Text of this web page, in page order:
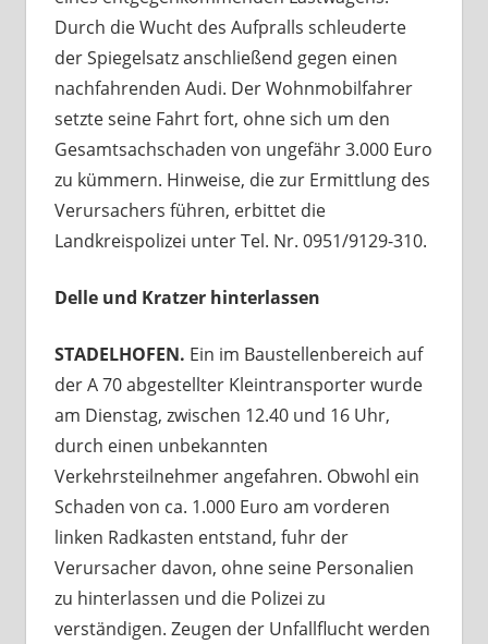
Durch die Wucht des Aufpralls schleuderte
der Spiegelsatz anschließend gegen einen
nachfahrenden Audi. Der Wohnmobilfahrer
setzte seine Fahrt fort, ohne sich um den
Gesamtsachschaden von ungefähr 3.000 Euro
zu kümmern. Hinweise, die zur Ermittlung des
Verursachers führen, erbittet die
Landkreispolizei unter Tel. Nr. 0951/9129-310.
Delle und Kratzer hinterlassen
STADELHOFEN. Ein im Baustellenbereich auf
der A 70 abgestellter Kleintransporter wurde
am Dienstag, zwischen 12.40 und 16 Uhr,
durch einen unbekannten
Verkehrsteilnehmer angefahren. Obwohl ein
Schaden von ca. 1.000 Euro am vorderen
linken Radkasten entstand, fuhr der
Verursacher davon, ohne seine Personalien
zu hinterlassen und die Polizei zu
verständigen. Zeugen der Unfallflucht werden